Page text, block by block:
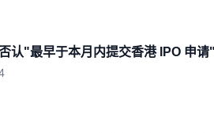
认"最早于本月内提交香港 IPO 申请